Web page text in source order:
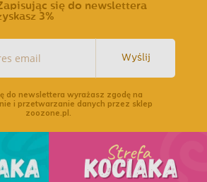
się do newslettera
3%
Wyślij
do newslettera wyrażasz zgodę na
i przetwarzanie danych przez sklep
zoozone.pl.